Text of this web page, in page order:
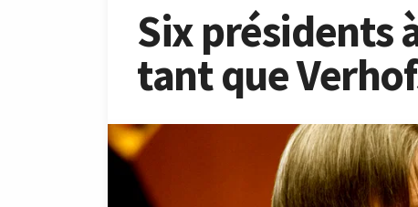
Six présidents
tant que